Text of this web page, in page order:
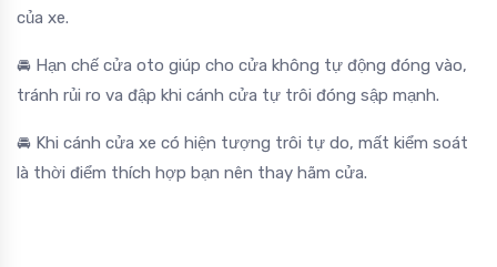
của xe.
🚘 Hạn chế cửa oto giúp cho cửa không tự động đóng vào,
tránh rủi ro va đập khi cánh cửa tự trôi đóng sập mạnh.
🚘 Khi cánh cửa xe có hiện tượng trôi tự do, mất kiểm soát
là thời điểm thích hợp bạn nên thay hãm cửa.